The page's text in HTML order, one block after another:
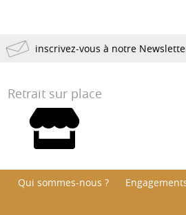
inscrivez-vous à notre
Retrait sur place
Qui sommes-nous ?